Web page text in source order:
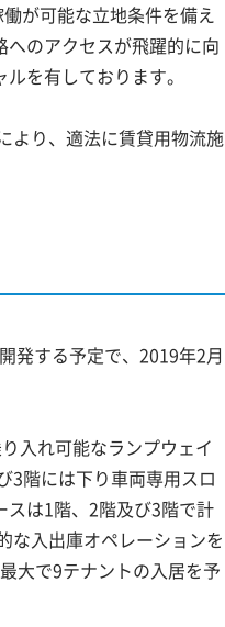
が可能な立地条件を備え
のアクセスが飛躍的に向
を有しております。
より、適法に賃貸用物流施
発する予定で、2019年2月
入れ可能なランプウェイ
3階には下り車両専用スロ
は1階、2階及び3階で計
な入出庫オペレーションを
大で9テナントの入居を予